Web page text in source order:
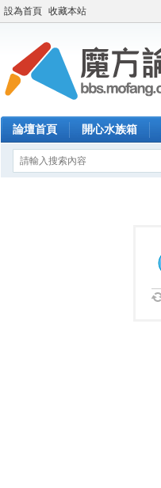
設為首頁 收藏本站
論壇首頁 開心水族箱